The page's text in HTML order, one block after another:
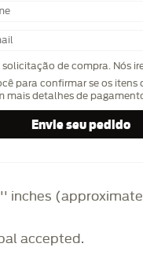
solicitação de compra. Nós
para confirmar se os itens
mais detalhes de
inches
accepted.